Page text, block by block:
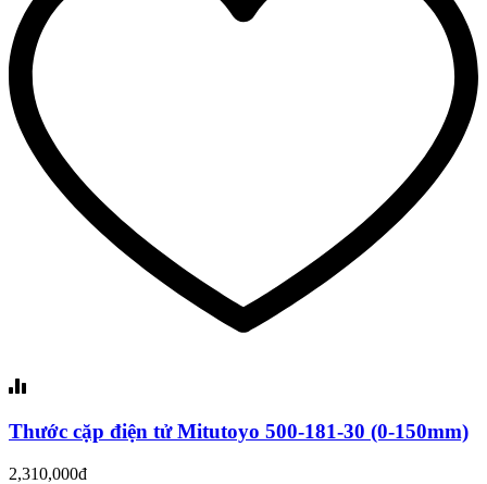
Thước cặp điện tử Mitutoyo 500-181-30 (0-150mm)
2,310,000đ